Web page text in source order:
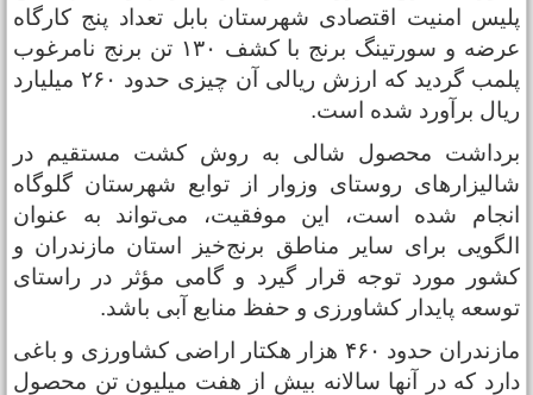
امنیت اقتصادی شهرستان بابل تعداد پنج کارگاه
عرضه و سورتینگ برنج با کشف ۱۳۰ تن برنج نامرغوب
پلمب گردید که ارزش ریالی آن چیزی حدود ۲۶۰ میلیارد
برآورد شده است.
محصول شالی به روش کشت مستقیم در
روستای وزوار از توابع شهرستان گلوگاه
شده است، این موفقیت، می‌تواند به عنوان
برای سایر مناطق برنج‌خیز استان مازندران و
مورد توجه قرار گیرد و گامی مؤثر در راستای
پایدار کشاورزی و حفظ منابع آبی باشد.
مازندران حدود ۴۶۰ هزار هکتار اراضی کشاورزی و باغی
که در آنها سالانه بیش از هفت میلیون تن محصول